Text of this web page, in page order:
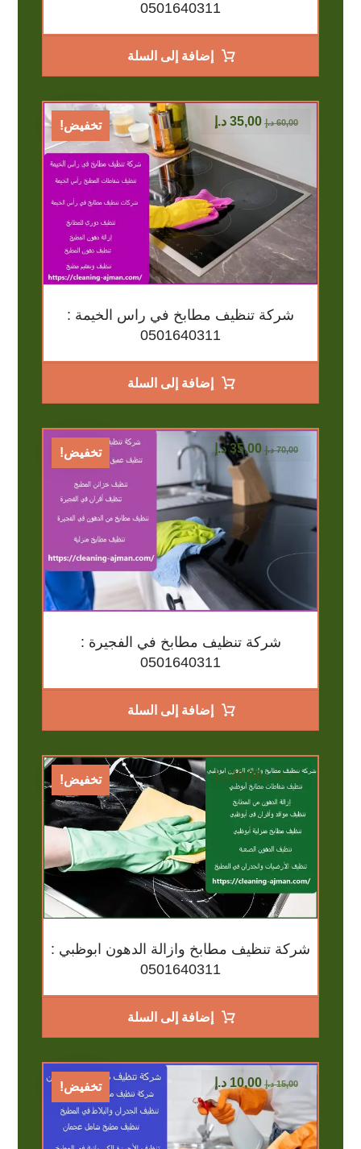
0501640311
إضافة إلى السلة
تخفيض!
شركة تنظيف مطابخ في راس الخيمة :
0501640311
60,00 د.إ 35,00 د.إ
إضافة إلى السلة
تخفيض!
شركة تنظيف مطابخ في الفجيرة :
0501640311
70,00 د.إ 35,00 د.إ
إضافة إلى السلة
تخفيض!
شركة تنظيف مطابخ وازالة الدهون ابوظبي :
0501640311
65,00 د.إ 30,00 د.إ
إضافة إلى السلة
تخفيض! 15,00 د.إ 10,00 د.إ